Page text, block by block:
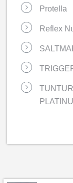
Protella
Reflex
TUNTURI